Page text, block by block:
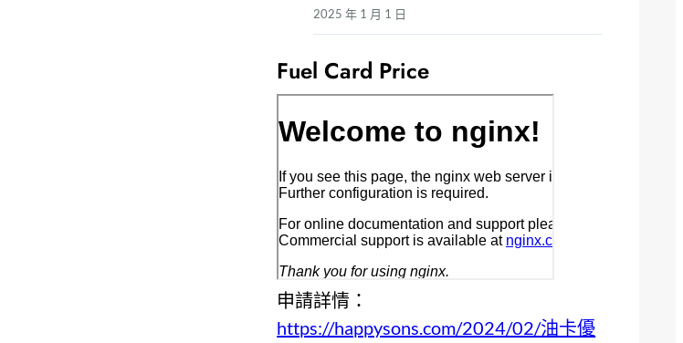
2025 年 1 月 1 日
Fuel Card Price
申請詳情：
https://happysons.com/2024/02/油卡優